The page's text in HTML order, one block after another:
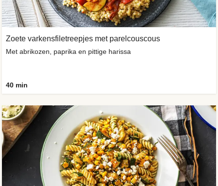
Zoete varkensfiletreepjes met parelcouscous
Met abrikozen, paprika en pittige harissa
40 min